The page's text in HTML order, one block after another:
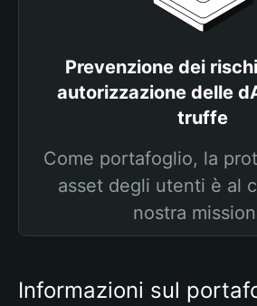
Prevenzione dei
autorizzazione delle
truffe
Come portafoglio, la
asset degli utenti è al
nostra
Informazioni sul